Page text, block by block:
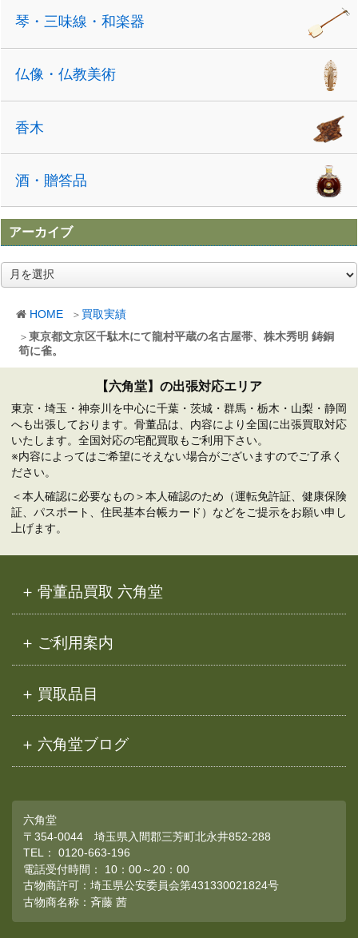
HOME
買取実績
東京都文京区千駄木にて龍村平蔵の名古屋帯、株木秀明 鋳銅
筍に雀。
琴・三味線・和楽器
仏像・仏教美術
香木
酒・贈答品
アーカイブ
ア
ー
【六角堂】の出張対応エリア
東京・埼玉・神奈川を中心に千葉・茨城・群馬・栃木・山梨・静岡
へも出張しております。骨董品は、内容により全国に出張買取対応
いたします。全国対応の宅配買取もご利用下さい。
※内容によってはご希望にそえない場合がございますのでご了承く
ださい。
＜本人確認に必要なもの＞本人確認のため（運転免許証、健康保険
証、パスポート、住民基本台帳カード）などをご提示をお願い申し
上げます。
骨董品買取 六角堂
ご利用案内
買取品目
六角堂ブログ
六角堂
〒354-0044 埼玉県入間郡三芳町北永井852-288
TEL： 0120-663-196
電話受付時間： 10：00～20：00
古物商許可：埼玉県公安委員会第431330021824号
古物商名称：斉藤 茜